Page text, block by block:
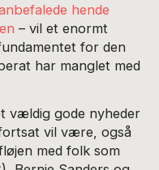
hende
– vil et enormt
for den
har manglet med
vældig gode nyheder
vil være, også
med folk som